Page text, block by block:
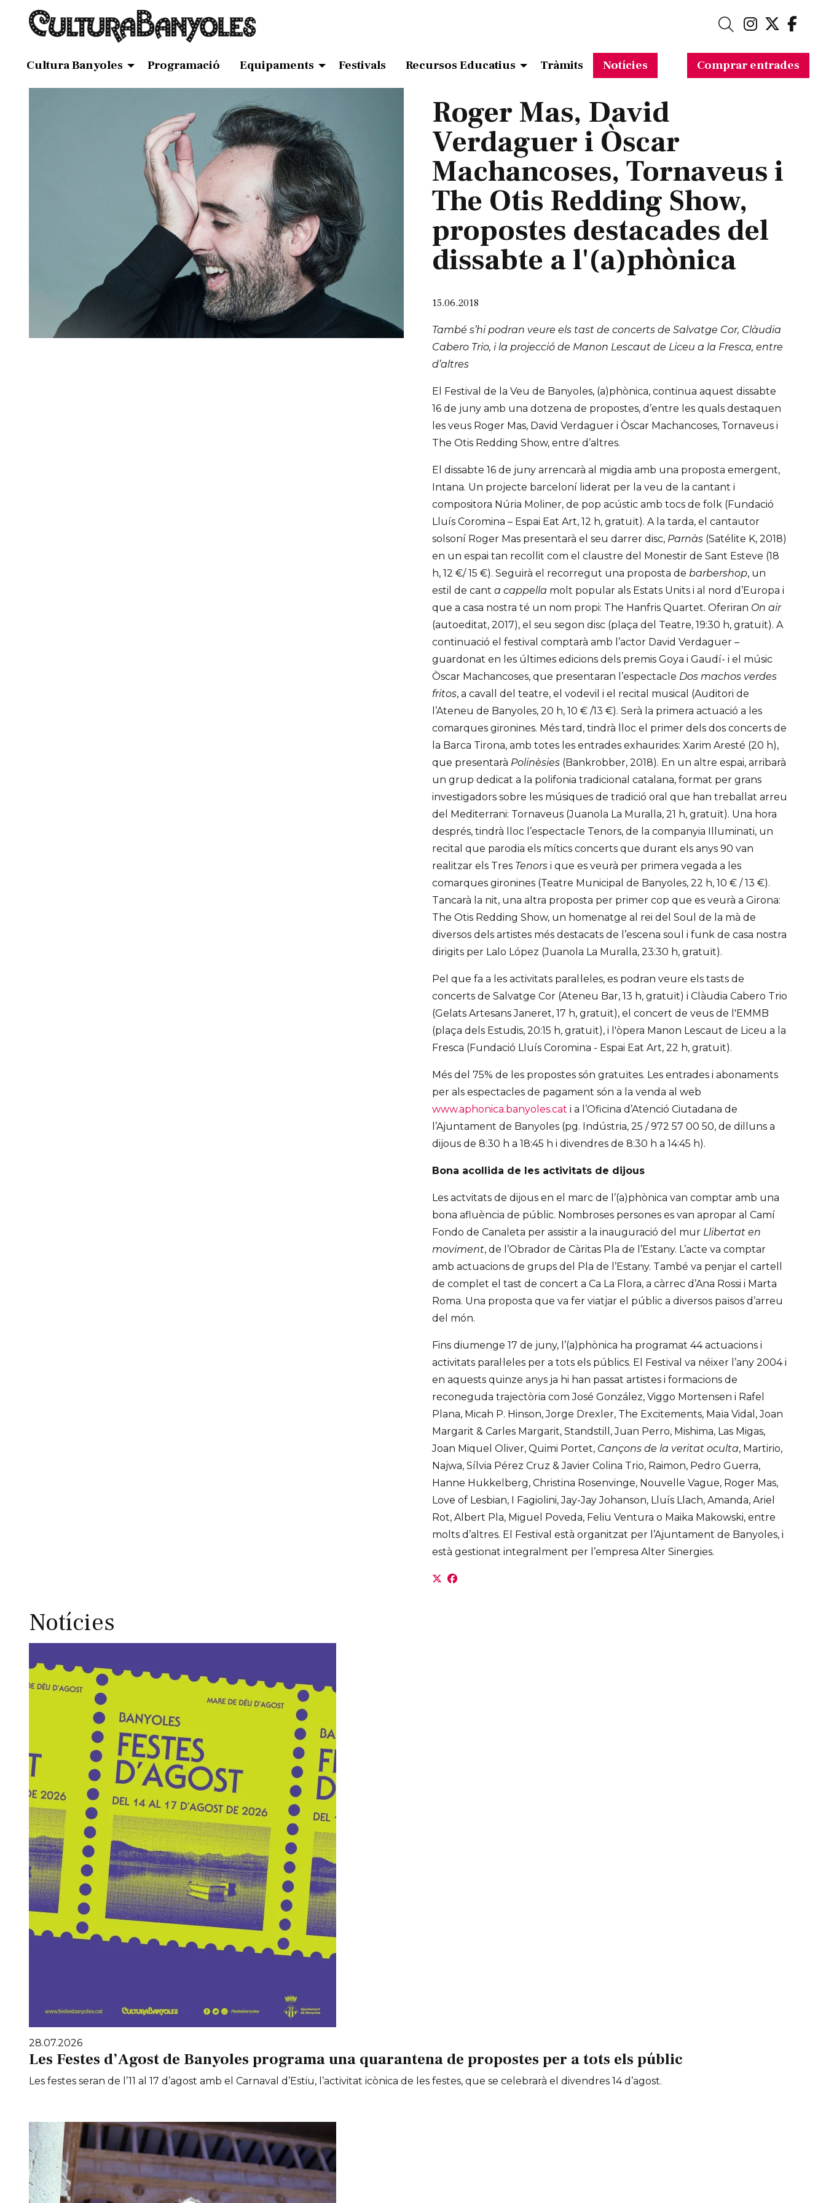
Link aLink
Cerca
Cultura Banyoles Programació Equipaments Festivals Recursos Educatius Tràmits Notícies Comprar entrades
Roger Mas, David
Verdaguer i Òscar
Machancoses, Tornaveus i
The Otis Redding Show,
propostes destacades del
dissabte a l'(a)phònica
15.06.2018
També s’hi podran veure els tast de concerts de Salvatge Cor, Clàudia
Cabero Trio, i la projecció de Manon Lescaut de Liceu a la Fresca, entre
d’altres
El Festival de la Veu de Banyoles, (a)phònica, continua aquest dissabte
16 de juny amb una dotzena de propostes, d’entre les quals destaquen
les veus Roger Mas, David Verdaguer i Òscar Machancoses, Tornaveus i
The Otis Redding Show, entre d’altres.
El dissabte 16 de juny arrencarà al migdia amb una proposta emergent,
Intana. Un projecte barceloní liderat per la veu de la cantant i
compositora Núria Moliner, de pop acústic amb tocs de folk (Fundació
Lluís Coromina – Espai Eat Art, 12 h, gratuït). A la tarda, el cantautor
solsoní Roger Mas presentarà el seu darrer disc, Parnàs (Satélite K, 2018)
en un espai tan recollit com el claustre del Monestir de Sant Esteve (18
h, 12 €/ 15 €). Seguirà el recorregut una proposta de barbershop, un
estil de cant a cappella molt popular als Estats Units i al nord d’Europa i
que a casa nostra té un nom propi: The Hanfris Quartet. Oferiran On air
(autoeditat, 2017), el seu segon disc (plaça del Teatre, 19:30 h, gratuït). A
continuació el festival comptarà amb l’actor David Verdaguer –
guardonat en les últimes edicions dels premis Goya i Gaudí- i el músic
Òscar Machancoses, que presentaran l’espectacle Dos machos verdes
fritos, a cavall del teatre, el vodevil i el recital musical (Auditori de
l’Ateneu de Banyoles, 20 h, 10 € /13 €). Serà la primera actuació a les
comarques gironines. Més tard, tindrà lloc el primer dels dos concerts de
la Barca Tirona, amb totes les entrades exhaurides: Xarim Aresté (20 h),
que presentarà Polinèsies (Bankrobber, 2018). En un altre espai, arribarà
un grup dedicat a la polifonia tradicional catalana, format per grans
investigadors sobre les músiques de tradició oral que han treballat arreu
del Mediterrani: Tornaveus (Juanola La Muralla, 21 h, gratuït). Una hora
després, tindrà lloc l’espectacle Tenors, de la companyia Illuminati, un
recital que parodia els mítics concerts que durant els anys 90 van
realitzar els Tres Tenors i que es veurà per primera vegada a les
comarques gironines (Teatre Municipal de Banyoles, 22 h, 10 € / 13 €).
Tancarà la nit, una altra proposta per primer cop que es veurà a Girona:
The Otis Redding Show, un homenatge al rei del Soul de la mà de
diversos dels artistes més destacats de l’escena soul i funk de casa nostra
dirigits per Lalo López (Juanola La Muralla, 23:30 h, gratuït).
Pel que fa a les activitats paral·leles, es podran veure els tasts de
concerts de Salvatge Cor (Ateneu Bar, 13 h, gratuït) i Clàudia Cabero Trio
(Gelats Artesans Janeret, 17 h, gratuït), el concert de veus de l'EMMB
(plaça dels Estudis, 20:15 h, gratuït), i l'òpera Manon Lescaut de Liceu a la
Fresca (Fundació Lluís Coromina - Espai Eat Art, 22 h, gratuït).
Més del 75% de les propostes són gratuïtes. Les entrades i abonaments
per als espectacles de pagament són a la venda al web
www.aphonica.banyoles.cat i a l’Oficina d’Atenció Ciutadana de
l’Ajuntament de Banyoles (pg. Indústria, 25 / 972 57 00 50, de dilluns a
dijous de 8:30 h a 18:45 h i divendres de 8:30 h a 14:45 h).
Bona acollida de les activitats de dijous
Les actvitats de dijous en el marc de l’(a)phònica van comptar amb una
bona afluència de públic. Nombroses persones es van apropar al Camí
Fondo de Canaleta per assistir a la inauguració del mur Llibertat en
moviment, de l’Obrador de Càritas Pla de l’Estany. L’acte va comptar
amb actuacions de grups del Pla de l’Estany. També va penjar el cartell
de complet el tast de concert a Ca La Flora, a càrrec d’Ana Rossi i Marta
Roma. Una proposta que va fer viatjar el públic a diversos països d’arreu
del món.
Fins diumenge 17 de juny, l’(a)phònica ha programat 44 actuacions i
activitats paral·leles per a tots els públics. El Festival va néixer l’any 2004 i
en aquests quinze anys ja hi han passat artistes i formacions de
reconeguda trajectòria com José González, Viggo Mortensen i Rafel
Plana, Micah P. Hinson, Jorge Drexler, The Excitements, Maïa Vidal, Joan
Margarit & Carles Margarit, Standstill, Juan Perro, Mishima, Las Migas,
Joan Miquel Oliver, Quimi Portet, Cançons de la veritat oculta, Martirio,
Najwa, Sílvia Pérez Cruz & Javier Colina Trio, Raimon, Pedro Guerra,
Hanne Hukkelberg, Christina Rosenvinge, Nouvelle Vague, Roger Mas,
Love of Lesbian, I Fagiolini, Jay-Jay Johanson, Lluís Llach, Amanda, Ariel
Rot, Albert Pla, Miguel Poveda, Feliu Ventura o Maika Makowski, entre
molts d’altres. El Festival està organitzat per l’Ajuntament de Banyoles, i
està gestionat integralment per l’empresa Alter Sinergies.
Notícies
28.07.2026
Les Festes d’Agost de Banyoles programa una quarantena de propostes per a tots els públic
Les festes seran de l’11 al 17 d’agost amb el Carnaval d’Estiu, l’activitat icònica de les festes, que se celebrarà el divendres 14 d’agost.